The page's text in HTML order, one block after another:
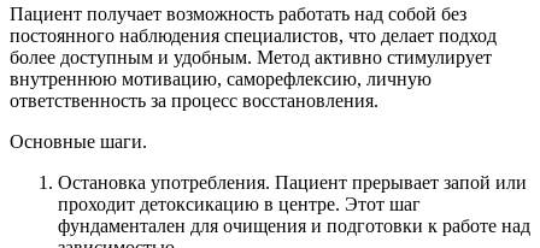
Пациент получает возможность работать над собой без
постоянного наблюдения специалистов, что делает подход
более доступным и удобным. Метод активно стимулирует
внутреннюю мотивацию, саморефлексию, личную
ответственность за процесс восстановления.
Основные шаги.
Остановка употребления. Пациент прерывает запой или
проходит детоксикацию в центре. Этот шаг
фундаментален для очищения и подготовки к работе над